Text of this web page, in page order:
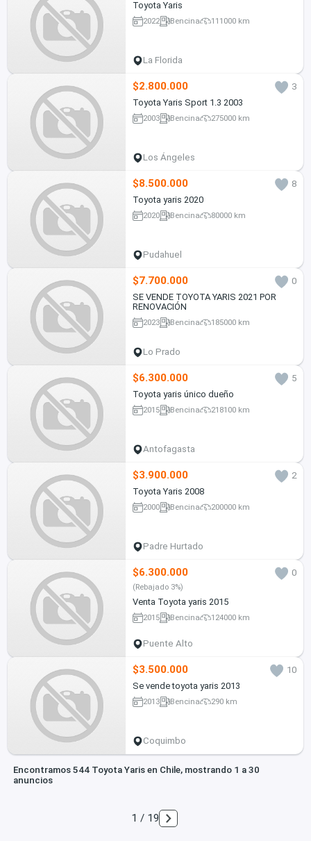
Toyota Yaris
2022 Bencina 111000 km
La Florida
$2.800.000
3
Toyota Yaris Sport 1.3 2003
2003 Bencina 275000 km
Los Ángeles
$8.500.000
8
Toyota yaris 2020
2020 Bencina 80000 km
Pudahuel
$7.700.000
0
SE VENDE TOYOTA YARIS 2021 POR
RENOVACIÓN
2023 Bencina 185000 km
Lo Prado
$6.300.000
5
Toyota yaris único dueño
2015 Bencina 218100 km
Antofagasta
$3.900.000
2
Toyota Yaris 2008
2000 Bencina 200000 km
Padre Hurtado
$6.300.000 0
(Rebajado 3%)
Venta Toyota yaris 2015
2015 Bencina 124000 km
Puente Alto
$3.500.000
10
Se vende toyota yaris 2013
2013 Bencina 290 km
Coquimbo
Encontramos 544 Toyota Yaris en Chile, mostrando 1 a 30
anuncios
1 / 19